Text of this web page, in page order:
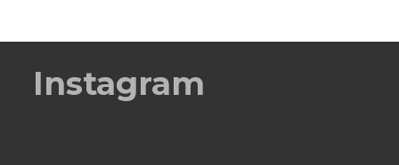
Instagram